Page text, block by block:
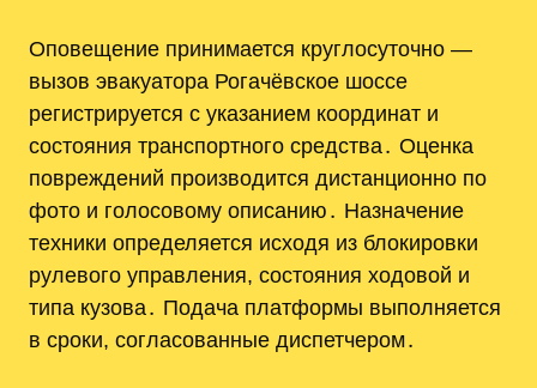
Оповещение принимается круглосуточно —
вызов эвакуатора Рогачёвское шоссе
регистрируется с указанием координат и
состояния транспортного средства․ Оценка
повреждений производится дистанционно по
фото и голосовому описанию․ Назначение
техники определяется исходя из блокировки
рулевого управления, состояния ходовой и
типа кузова․ Подача платформы выполняется
в сроки, согласованные диспетчером․